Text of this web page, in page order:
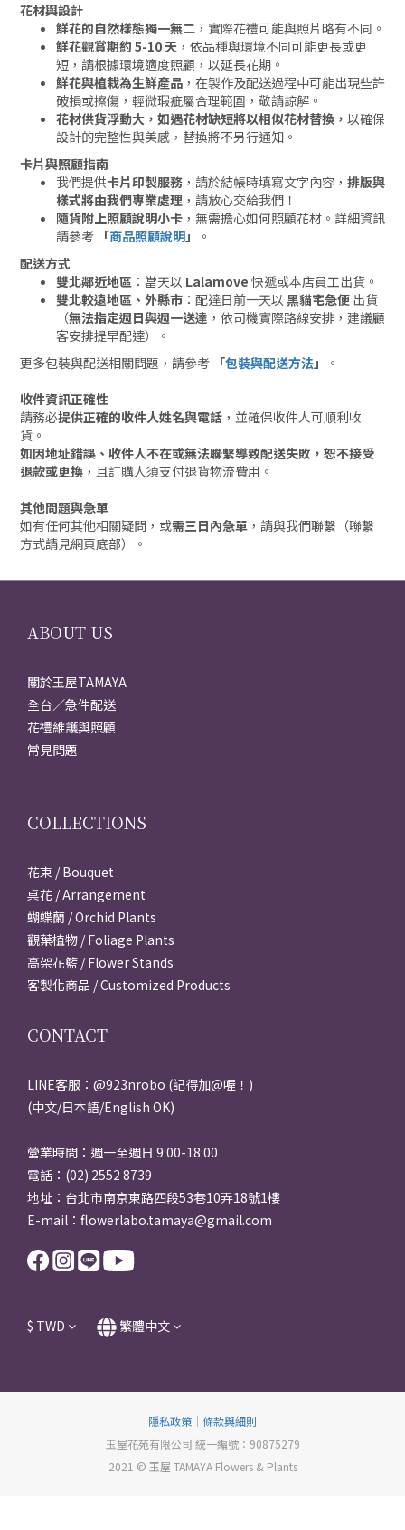
花材與設計
鮮花的自然樣態獨一無二 ，實際花禮可能與照片略有不同。
鮮花觀賞期約 5-10 天 ，依品種與環境不同可能更長或更
短，請根據環境適度照顧，以延長花期。
鮮花與植栽為生鮮產品 ，在製作及配送過程中可能出現些許
破損或擦傷，輕微瑕疵屬合理範圍，敬請諒解。
花材供貨浮動大，如遇花材缺短將以相似花材替換， 以確保
設計的完整性與美感，替換將不另行通知。
卡片與照顧指南
我們提供卡片印製服務 ，請於結帳時填寫文字內容， 排版與
樣式將由我們專業處理 ，請放心交給我們！
隨貨附上照顧說明小卡 ，無需擔心如何照顧花材。詳細資訊
請參考 「商品照顧說明」
。
配送方式
雙北鄰近地區 ：當天以 Lalamove 快遞或本店員工出貨。
雙北較遠地區、外縣市 ：配達日前一天以 黑貓宅急便 出貨
（無法指定週日與週一送達 ，依司機實際路線安排，建議顧
客安排提早配達）。
更多包裝與配送相關問題，請參考 「包裝與配送方法」
。
收件資訊正確性
請務必提供正確的收件人姓名與電話 ，並確保收件人可順利收
貨。
如因地址錯誤、收件人不在或無法聯繫導致配送失敗，恕不接受
退款或更換 ，且訂購人須支付退貨物流費用。
其他問題與急單
如有任何其他相關疑問，或需三日內急單 ，請與我們聯繫（聯繫
方式請見網頁底部）。
ABOUT US
關於玉屋TAMAYA
全台／急件配送
花禮維護與照顧
常見問題
COLLECTIONS
花束 / Bouquet
桌花 / Arrangement
蝴蝶蘭 / Orchid Plants
觀葉植物 / Foliage Plants
高架花籃 / Flower Stands
客製化商品 / Customized Products
CONTACT
LINE客服：@923nrobo (記得加@喔！)
(中文/日本語/English OK)
營業時間：週一至週日 9:00-18:00
電話：(02) 2552 8739
地址：台北市南京東路四段53巷10弄18號1樓
E-mail：flowerlabo.tamaya@gmail.com
$ TWD 繁體中文
隱私政策 ｜ 條款與細則
玉屋花苑有限公司 統一編號：90875279
2021 © 玉屋 TAMAYA Flowers & Plants